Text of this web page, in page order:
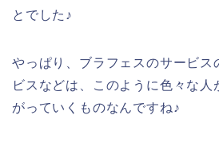
とでした♪
やっぱり、ブラフェスのサービス
ビスなどは、このように色々な人
がっていくものなんですね♪